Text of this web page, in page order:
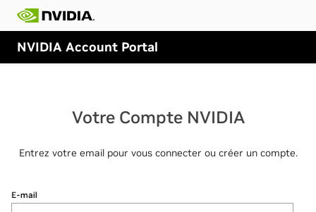
NVIDIA Account Portal
Votre Compte NVIDIA
Entrez votre email pour vous connecter ou créer un compte.
E-mail